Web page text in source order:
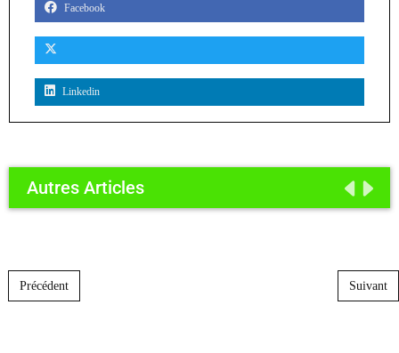
Facebook
Linkedin
Autres Articles
Post navigation
Précédent Suivant